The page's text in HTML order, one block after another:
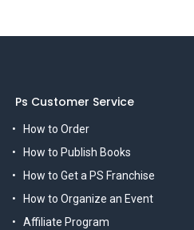
Ps Customer Service
How to Order
How to Publish Books
How to Get a PS Franchise
How to Organize an Event
Affiliate Program